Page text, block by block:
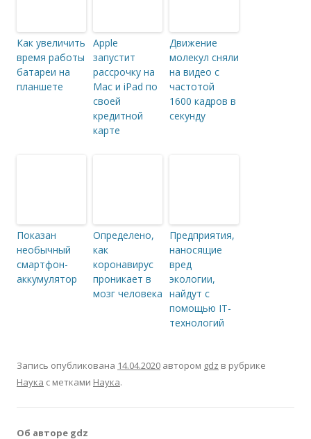
Как увеличить
время работы
батареи на
планшете
Apple
запустит
рассрочку на
Mac и iPad по
своей
кредитной
карте
Движение
молекул сняли
на видео с
частотой
1600 кадров в
секунду
Показан
необычный
смартфон-
аккумулятор
Определено,
как
коронавирус
проникает в
мозг человека
Предприятия,
наносящие
вред
экологии,
найдут с
помощью IT-
технологий
Запись опубликована 14.04.2020 автором gdz в рубрике
Наука с метками Наука.
Об авторе gdz